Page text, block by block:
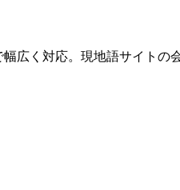
幅広く対応。現地語サイトの